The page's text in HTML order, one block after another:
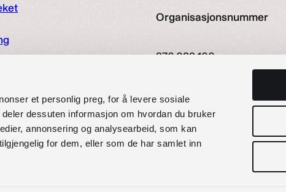
et personlig preg, for å levere sosiale
dessuten informasjon om hvordan du bruker
annonsering og analysearbeid, som kan
for dem, eller som de har samlet inn
Organisasjonsnummer
976 029 100
Instagram Facebook